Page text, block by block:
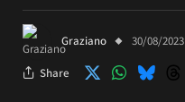
Graziano 30/08/2023
Share